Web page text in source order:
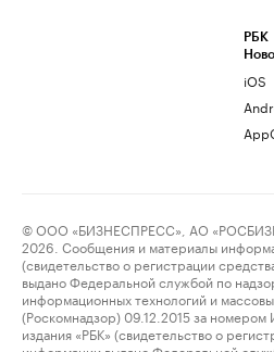
РБК
iOS
© ООО «БИЗНЕСПРЕСС», АО
2026. Сообщения и материалы
(свидетельство о регистрации
выдано Федеральной службой по
информационных технологий и
(Роскомнадзор) 09.12.2015 за
издания «РБК» (свидетельство о